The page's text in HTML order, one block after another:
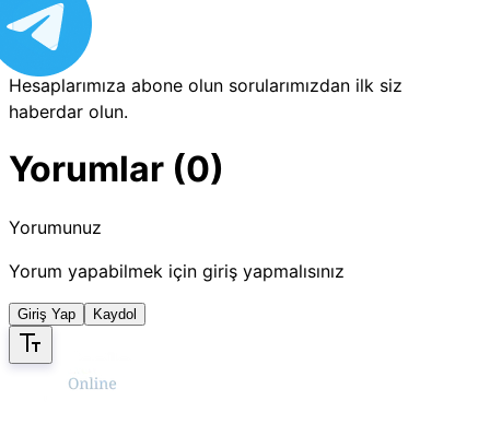
Hesaplarımıza abone olun sorularımızdan ilk siz
haberdar olun.
Yorumlar (0)
Yorumunuz
Yorum yapabilmek için giriş yapmalısınız
Giriş Yap Kaydol